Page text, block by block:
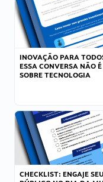
INOVAÇÃO PARA
ESSA CONVERSA NÃO É
SOBRE TECNOLOGIA
CHECKLIST: ENGAJE SEU